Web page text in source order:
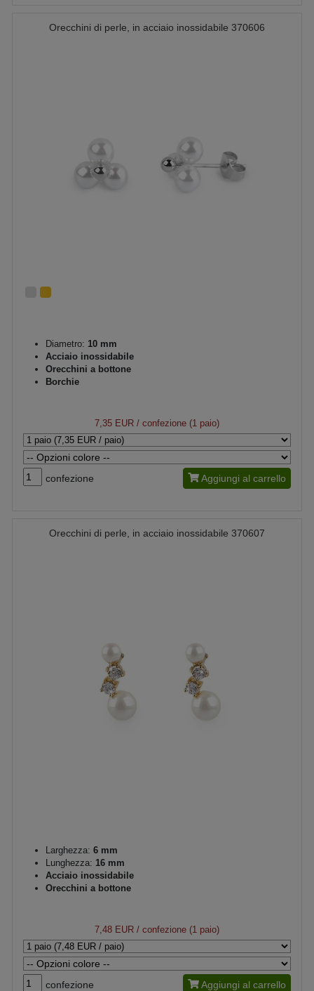
Orecchini di perle, in acciaio inossidabile 370606
Diametro: 10 mm
Acciaio inossidabile
Orecchini a bottone
Borchie
7,35 EUR / confezione (1 paio)
confezione Aggiungi al carrello
Orecchini di perle, in acciaio inossidabile 370607
Larghezza: 6 mm
Lunghezza: 16 mm
Acciaio inossidabile
Orecchini a bottone
7,48 EUR / confezione (1 paio)
confezione Aggiungi al carrello